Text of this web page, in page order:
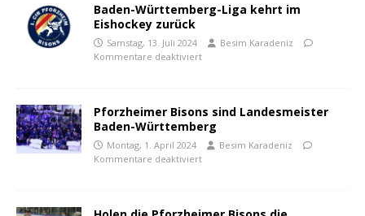
Baden-Württemberg-Liga kehrt im
Eishockey zurück
Samstag, 13. Juli 2024
Besim Karadeniz
Kommentare deaktiviert
Pforzheimer Bisons sind Landesmeister
Baden-Württemberg
Montag, 1. April 2024
Besim Karadeniz
Kommentare deaktiviert